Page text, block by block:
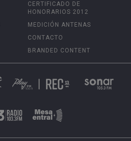
CERTIFICADO DE
HONORARIOS 2012
MEDICIÓN ANTENAS
CONTACTO
BRANDED CONTENT